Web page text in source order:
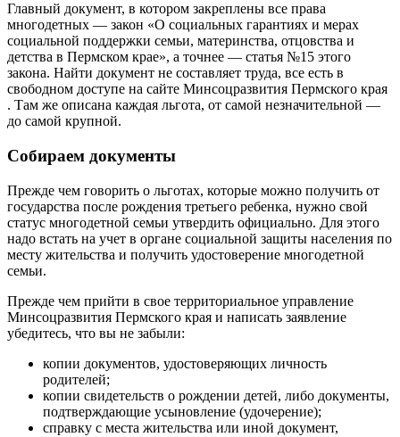
Главный документ, в котором закреплены все права
многодетных — закон «О социальных гарантиях и мерах
социальной поддержки семьи, материнства, отцовства и
детства в Пермском крае», а точнее — статья №15 этого
закона. Найти документ не составляет труда, все есть в
свободном доступе на сайте Минсоцразвития Пермского края
. Там же описана каждая льгота, от самой незначительной —
до самой крупной.
Собираем документы
Прежде чем говорить о льготах, которые можно получить от
государства после рождения третьего ребенка, нужно свой
статус многодетной семьи утвердить официально. Для этого
надо встать на учет в органе социальной защиты населения по
месту жительства и получить удостоверение многодетной
семьи.
Прежде чем прийти в свое территориальное управление
Минсоцразвития Пермского края и написать заявление
убедитесь, что вы не забыли:
копии документов, удостоверяющих личность
родителей;
копии свидетельств о рождении детей, либо документы,
подтверждающие усыновление (удочерение);
справку с места жительства или иной документ,